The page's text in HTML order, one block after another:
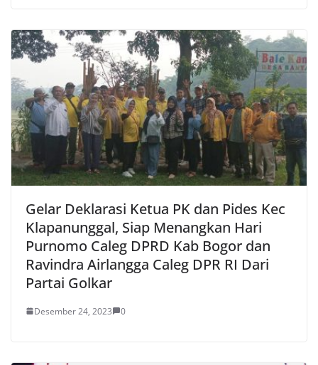
Gelar Deklarasi Ketua PK dan Pides Kec
Klapanunggal, Siap Menangkan Hari
Purnomo Caleg DPRD Kab Bogor dan
Ravindra Airlangga Caleg DPR RI Dari
Partai Golkar
Desember 24, 2023 0